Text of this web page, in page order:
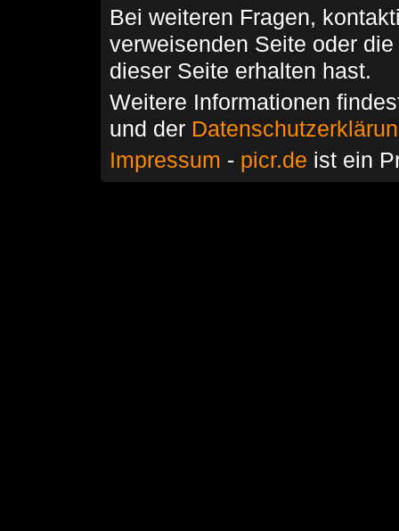
Bei weiteren Fragen,
verweisenden Seite oder
dieser Seite erhalten hast.
Weitere Informationen
und der
Impressum - picr.de ist ein